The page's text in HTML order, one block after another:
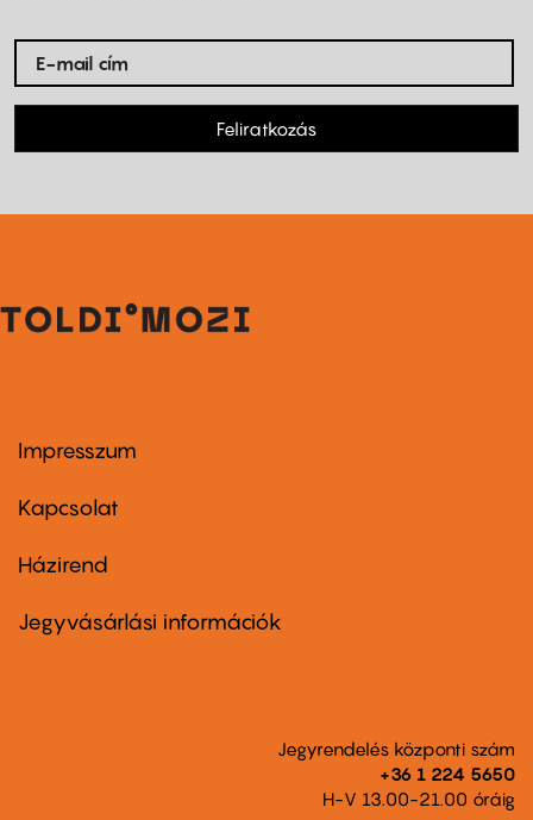
Feliratkozás
Footer
first
Impresszum
Kapcsolat
Footer
second
Házirend
Jegyvásárlási információk
Jegyrendelés központi szám
+36 1 224 5650
H-V 13.00-21.00 óráig